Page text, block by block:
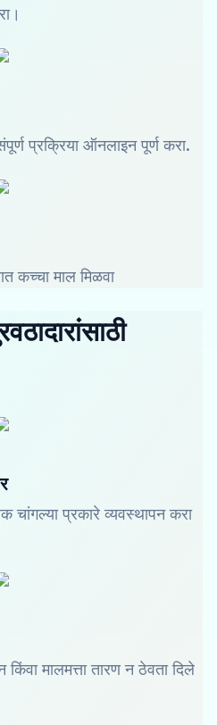
प्रक्रिया ऑनलाइन पूर्ण करा.
कच्चा माल मिळवा
चांगल्या प्रकारे व्यवस्थापन करा
मालमत्ता तारण न ठेवता दिले